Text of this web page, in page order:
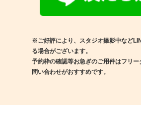
※ご好評により、スタジオ撮影中など
る場合がございます。
予約枠の確認等お急ぎのご用件はフリ
問い合わせがおすすめです。